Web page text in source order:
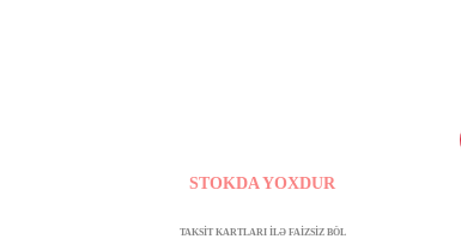
TAKSİT KARTLARI İLƏ FAİZSİZ BÖL
STOKDA YOXDUR